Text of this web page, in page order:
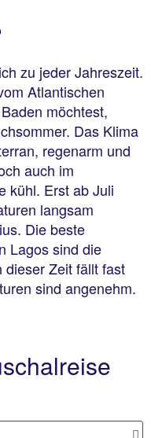
zu jeder Jahreszeit.
Atlantischen
möchtest,
Das Klima
regenarm und
auch im
kühl. Erst ab Juli
langsam
Die beste
Lagos sind die
dieser Zeit fällt fast
sind angenehm.